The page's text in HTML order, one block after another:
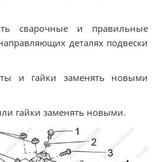
сварочные и правильные
деталях подвески
и гайки заменять новыми
гайки заменять новыми.